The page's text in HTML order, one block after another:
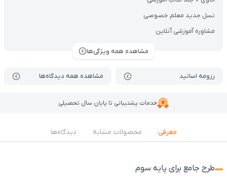
نسل جدید معلم خصوصی
مشاوره آموزشی آنلاین
مشاهده همه ویژگی‌ها
رزومه اساتید مشاهده همه دیدگاه‌ها
خدمات پشتیبانی تا پایان سال تحصیلی
معرفی محصولات مشابه دیدگاه‌ها
طرح جامع برای پایه سوم